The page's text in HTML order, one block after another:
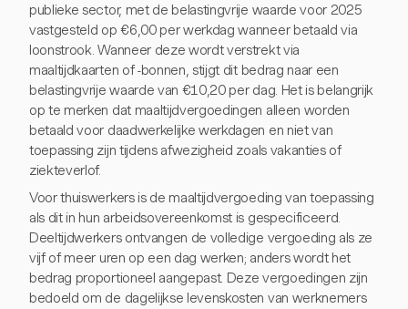
publieke sector, met de belastingvrije waarde voor 2025
vastgesteld op €6,00 per werkdag wanneer betaald via
loonstrook. Wanneer deze wordt verstrekt via
maaltijdkaarten of -bonnen, stijgt dit bedrag naar een
belastingvrije waarde van €10,20 per dag. Het is belangrijk
op te merken dat maaltijdvergoedingen alleen worden
betaald voor daadwerkelijke werkdagen en niet van
toepassing zijn tijdens afwezigheid zoals vakanties of
ziekteverlof.
Voor thuiswerkers is de maaltijdvergoeding van toepassing
als dit in hun arbeidsovereenkomst is gespecificeerd.
Deeltijdwerkers ontvangen de volledige vergoeding als ze
vijf of meer uren op een dag werken; anders wordt het
bedrag proportioneel aangepast. Deze vergoedingen zijn
bedoeld om de dagelijkse levenskosten van werknemers